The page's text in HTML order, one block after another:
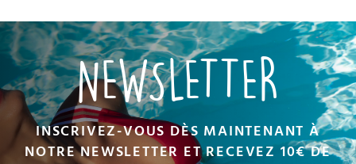
NEWSLETTER
INSCRIVEZ-VOUS DÈS MAINTENANT À
NOTRE NEWSLETTER ET RECEVEZ 10€ DE